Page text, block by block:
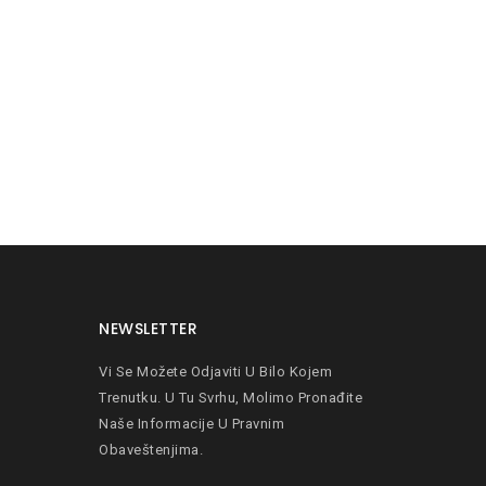
NEWSLETTER
Vi Se Možete Odjaviti U Bilo Kojem
Trenutku. U Tu Svrhu, Molimo Pronađite
Naše Informacije U Pravnim
Obaveštenjima.